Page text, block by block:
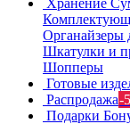
Органайзеры
Шкатулки и
Шопперы
Готовые
Распродажа-
Подарки